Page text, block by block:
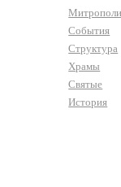
События
Структура
Храмы
Святые
История